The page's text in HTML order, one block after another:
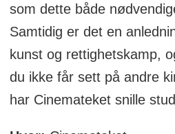
som dette både
Samtidig er det en
kunst og rettighetskamp,
du ikke får sett på andre
har Cinemateket snille